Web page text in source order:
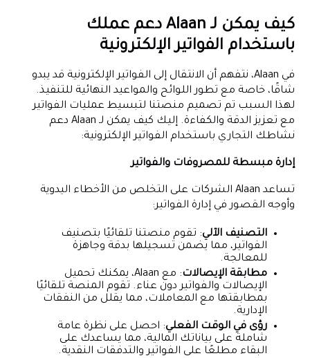
كيف يمكن لـ Alaan دعم عملك
باستخدام الفواتير الإلكترونية
في Alaan، نتفهم أن الانتقال إلى الفواتير الإلكترونية قد يبدو
شاقًا، خاصة مع تطور اللوائح والمواعيد النهائية للتنفيذ.
لهذا السبب تم تصميم منصتنا لتبسيط عمليات الفواتير
مع تعزيز الدقة والكفاءة. إليك كيف يمكن لـ Alaan دعم
نشاطك التجاري باستخدام الفواتير الإلكترونية:
إدارة مبسطة للمصروفات والفواتير
تساعد Alaan الشركات على التخلص من الأخطاء اليدوية
وأوجه القصور في إدارة الفواتير:
التصنيف الآلي: تقوم منصتنا تلقائيًا بتصنيف
الفواتير، مما يضمن تسجيلها بدقة وجاهزة
للمعالجة.
مطابقة الإيصالات
: مع Alaan، يمكنك تحميل
الإيصالات والفواتير دون عناء. تقوم المنصة تلقائيًا
بمطابقتها مع المعاملات، مما يقلل من النفقات
الإدارية.
رؤى في الوقت الفعلي: احصل على نظرة عامة
شاملة على بياناتك المالية، مما يساعدك على
البقاء مطلعًا على الفواتير والتدفقات النقدية.